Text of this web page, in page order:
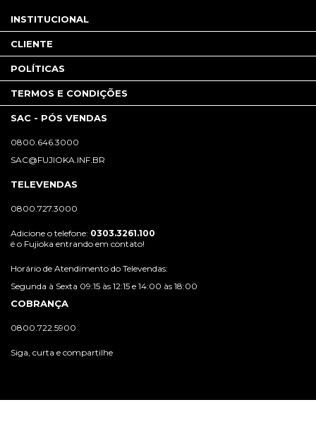
INSTITUCIONAL
CLIENTE
POLÍTICAS
TERMOS E CONDIÇÕES
SAC - PÓS VENDAS
0800.646.3000
SAC@FUJIOKA.INF.BR
TELEVENDAS
0800.727.3000
Adicione o telefone: 0303.3261.100
é o Fujioka entrando em contato!
Horário de Atendimento do Televendas:
Segunda à Sexta 09:15 às 12:15 e 14:00 às 18:00
COBRANÇA
0800.722.5900
Siga, curta e compartilhe